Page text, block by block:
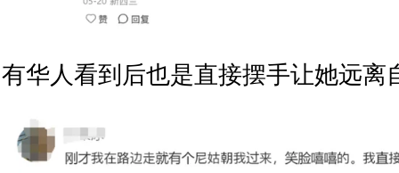
有华人看到后也是直接摆手让她远离